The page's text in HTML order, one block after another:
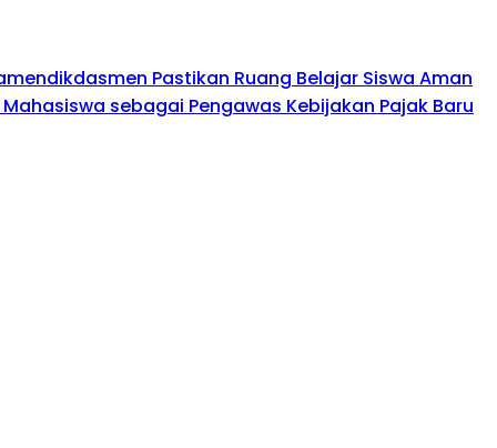
Pastikan Ruang Belajar Siswa Aman
Mahasiswa sebagai Pengawas Kebijakan Pajak Baru